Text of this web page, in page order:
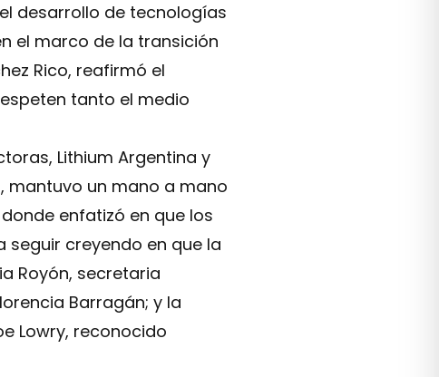
desarrollo de tecnologías
el marco de la transición
Rico, reafirmó el
tanto el medio
Lithium Argentina y
mantuvo un mano a mano
enfatizó en que los
seguir creyendo en que la
Royón, secretaria
Barragán; y la
Lowry, reconocido